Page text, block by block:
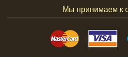
Мы принимаем к